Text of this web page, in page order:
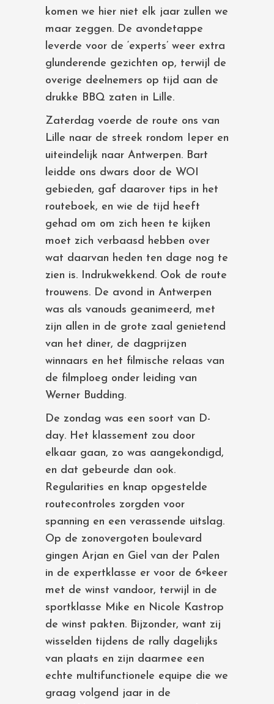
komen we hier niet elk jaar zullen we
maar zeggen. De avondetappe
leverde voor de ‘experts’ weer extra
glunderende gezichten op, terwijl de
overige deelnemers op tijd aan de
drukke BBQ zaten in Lille.
Zaterdag voerde de route ons van
Lille naar de streek rondom Ieper en
uiteindelijk naar Antwerpen. Bart
leidde ons dwars door de WOI
gebieden, gaf daarover tips in het
routeboek, en wie de tijd heeft
gehad om om zich heen te kijken
moet zich verbaasd hebben over
wat daarvan heden ten dage nog te
zien is. Indrukwekkend. Ook de route
trouwens. De avond in Antwerpen
was als vanouds geanimeerd, met
zijn allen in de grote zaal genietend
van het diner, de dagprijzen
winnaars en het filmische relaas van
de filmploeg onder leiding van
Werner Budding.
De zondag was een soort van D-
day. Het klassement zou door
elkaar gaan, zo was aangekondigd,
en dat gebeurde dan ook.
Regularities en knap opgestelde
routecontroles zorgden voor
spanning en een verassende uitslag.
Op de zonovergoten boulevard
gingen Arjan en Giel van der Palen
in de expertklasse er voor de 6ekeer
met de winst vandoor, terwijl in de
sportklasse Mike en Nicole Kastrop
de winst pakten. Bijzonder, want zij
wisselden tijdens de rally dagelijks
van plaats en zijn daarmee een
echte multifunctionele equipe die we
graag volgend jaar in de